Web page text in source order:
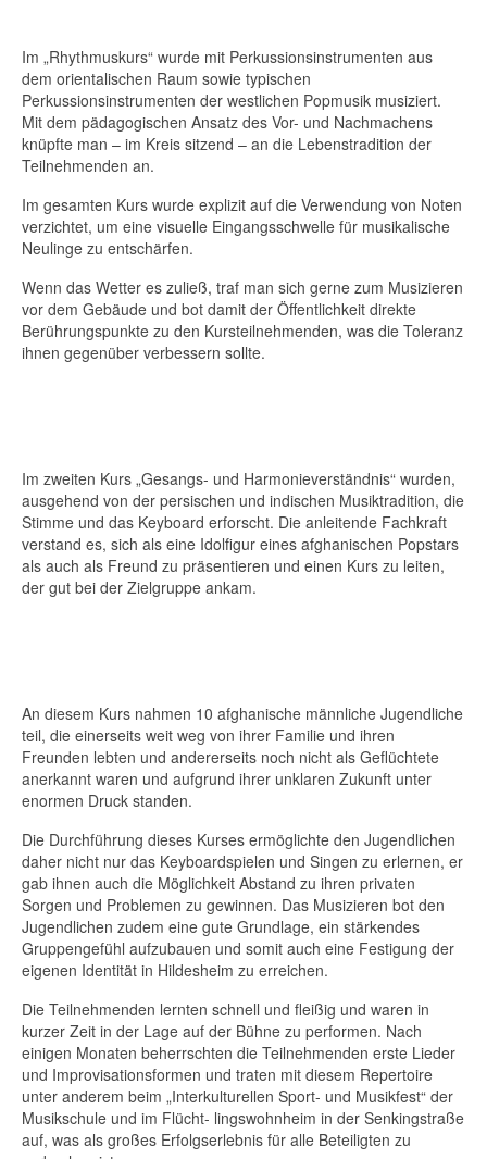
Im „Rhythmuskurs“ wurde mit Perkussionsinstrumenten aus
dem orientalischen Raum sowie typischen
Perkussionsinstrumenten der westlichen Popmusik musiziert.
Mit dem pädagogischen Ansatz des Vor- und Nachmachens
knüpfte man – im Kreis sitzend – an die Lebenstradition der
Teilnehmenden an.
Im gesamten Kurs wurde explizit auf die Verwendung von Noten
verzichtet, um eine visuelle Eingangsschwelle für musikalische
Neulinge zu entschärfen.
Wenn das Wetter es zuließ, traf man sich gerne zum Musizieren
vor dem Gebäude und bot damit der Öffentlichkeit direkte
Berührungspunkte zu den Kursteilnehmenden, was die Toleranz
ihnen gegenüber verbessern sollte.
Im zweiten Kurs „Gesangs- und Harmonieverständnis“ wurden,
ausgehend von der persischen und indischen Musiktradition, die
Stimme und das Keyboard erforscht. Die anleitende Fachkraft
verstand es, sich als eine Idolfigur eines afghanischen Popstars
als auch als Freund zu präsentieren und einen Kurs zu leiten,
der gut bei der Zielgruppe ankam.
An diesem Kurs nahmen 10 afghanische männliche Jugendliche
teil, die einerseits weit weg von ihrer Familie und ihren
Freunden lebten und andererseits noch nicht als Geflüchtete
anerkannt waren und aufgrund ihrer unklaren Zukunft unter
enormen Druck standen.
Die Durchführung dieses Kurses ermöglichte den Jugendlichen
daher nicht nur das Keyboardspielen und Singen zu erlernen, er
gab ihnen auch die Möglichkeit Abstand zu ihren privaten
Sorgen und Problemen zu gewinnen. Das Musizieren bot den
Jugendlichen zudem eine gute Grundlage, ein stärkendes
Gruppengefühl aufzubauen und somit auch eine Festigung der
eigenen Identität in Hildesheim zu erreichen.
Die Teilnehmenden lernten schnell und fleißig und waren in
kurzer Zeit in der Lage auf der Bühne zu performen. Nach
einigen Monaten beherrschten die Teilnehmenden erste Lieder
und Improvisationsformen und traten mit diesem Repertoire
unter anderem beim „Interkulturellen Sport- und Musikfest“ der
Musikschule und im Flücht- lingswohnheim in der Senkingstraße
auf, was als großes Erfolgserlebnis für alle Beteiligten zu